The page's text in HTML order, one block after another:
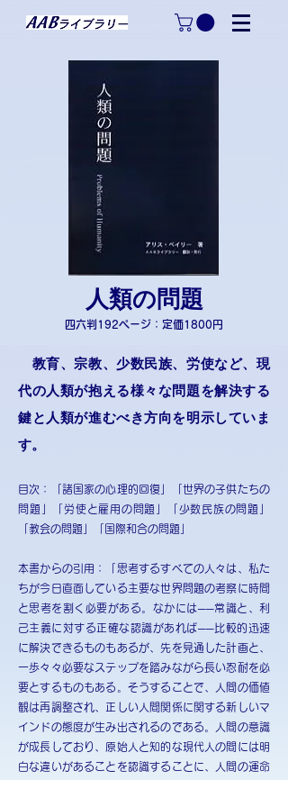
四六判192ページ：定価1800円
人類の問題
教育、宗教、少数民族、労使など、現
代の人類が抱える様々な問題を解決する
鍵と人類が進むべき方向を明示していま
す。
目次：「諸国家の心理的回復」「世界の子供たちの
問題」「労使と雇用の問題」「少数民族の問題」
「教会の問題」「国際和合の問題」
本書からの引用：「思考するすべての人々は、私た
ちが今日直面している主要な世界問題の考察に時間
と思考を割く必要がある。なかには──常識と、利
己主義に対する正確な認識があれば──比較的迅速
に解決できるものもあるが、先を見通した計画と、
一歩々々必要なステップを踏みながら長い忍耐を必
要とするものもある。そうすることで、人間の価値
観は再調整され、正しい人間関係に関する新しいマ
インドの態度が生み出されるのである。人間の意識
が成長しており、原始人と知的な現代人の間には明
白な違いがあることを認識することに、人間の運命